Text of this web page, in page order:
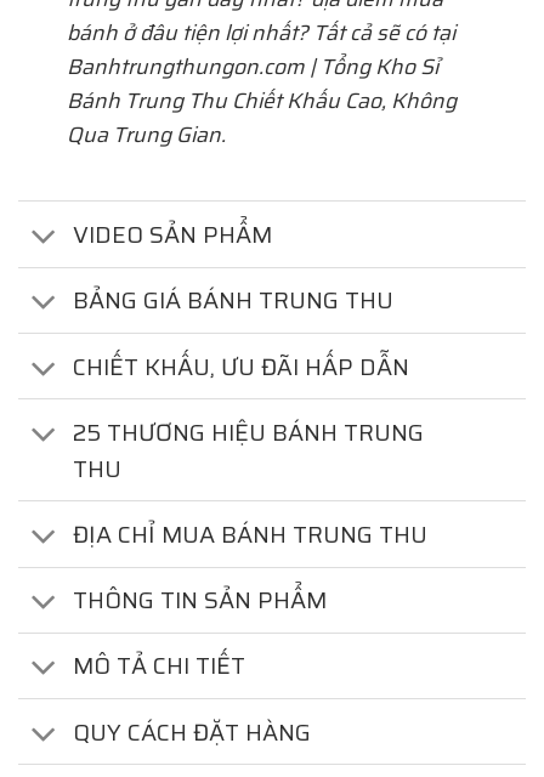
bánh ở đâu tiện lợi nhất? Tất cả sẽ có tại
Banhtrungthungon.com | Tổng Kho Sỉ
Bánh Trung Thu Chiết Khấu Cao, Không
Qua Trung Gian.
VIDEO SẢN PHẨM
BẢNG GIÁ BÁNH TRUNG THU
CHIẾT KHẤU, ƯU ĐÃI HẤP DẪN
25 THƯƠNG HIỆU BÁNH TRUNG
THU
ĐỊA CHỈ MUA BÁNH TRUNG THU
THÔNG TIN SẢN PHẨM
MÔ TẢ CHI TIẾT
QUY CÁCH ĐẶT HÀNG